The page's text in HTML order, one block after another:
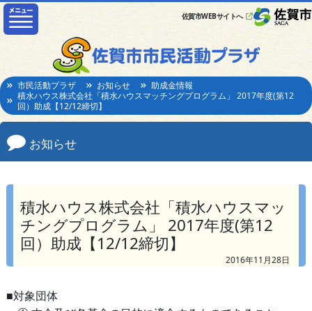
佐賀市WEBサイトへ
市民活動プラザ お知らせ
助成金情報
積水ハウス株式会社「積水ハウスマッチングプログラム」 2017年度(第12
回）助成【12/12締切】
お知らせ
積水ハウス株式会社「積水ハウスマッ
チングプログラム」 2017年度(第12
回）助成【12/12締切】
2016年11月28日
■対象団体